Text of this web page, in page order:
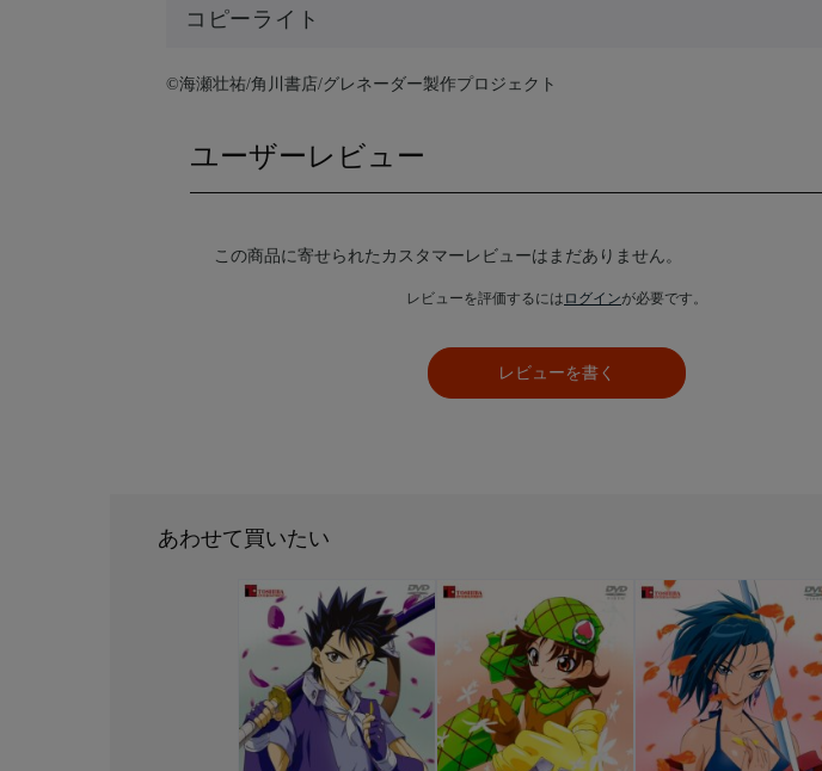
コピーライト
©海瀬壮祐/角川書店/グレネーダー製作プロジェクト
ユーザーレビュー
この商品に寄せられたカスタマーレビューはまだありません。
レビューを評価するには ログインが必要です。
レビューを書く
あわせて買いたい